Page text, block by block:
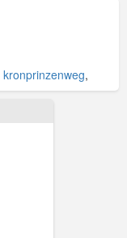
kronprinzenweg,